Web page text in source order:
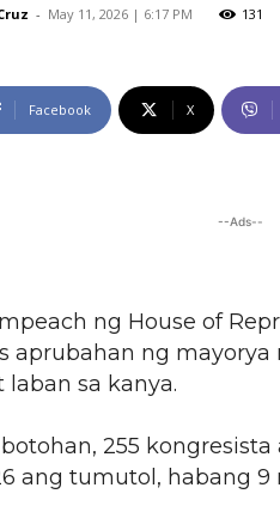
- May 11, 2026 | 6:17 PM 131
Facebook X
--Ads--
ng House of
aprubahan ng
sa kanya.
255
ang tumutol, habang 9